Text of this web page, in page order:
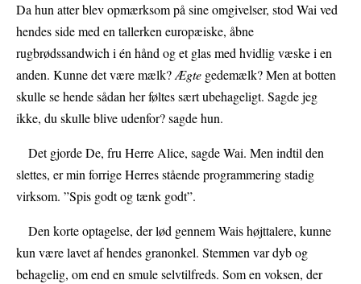
Da hun atter blev opmærksom på sine omgivelser, stod Wai ved
hendes side med en tallerken europæiske, åbne
rugbrødssandwich i én hånd og et glas med hvidlig væske i en
anden. Kunne det være mælk?Ægte gedemælk? Men at botten
skulle se hende sådan her føltes sært ubehageligt. Sagde jeg
ikke, du skulle blive udenfor? sagde hun.
Det gjorde De, fru Herre Alice, sagde Wai. Men indtil den
slettes, er min forrige Herres stående programmering stadig
virksom. ”Spis godt og tænk godt”.
Den korte optagelse, der lød gennem Wais højttalere, kunne
kun være lavet af hendes granonkel. Stemmen var dyb og
behagelig, om end en smule selvtilfreds. Som en voksen, der